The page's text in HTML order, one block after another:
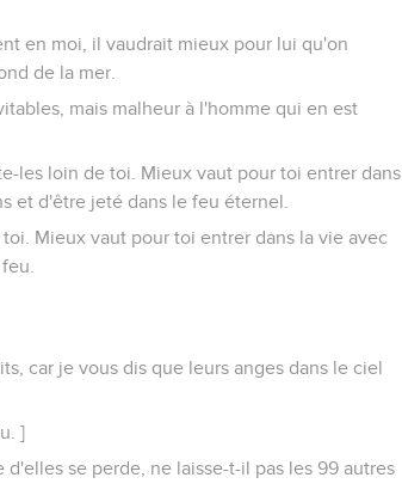
en moi, il vaudrait mieux pour lui qu'on
de la mer.
mais malheur à l'homme qui en est
les loin de toi. Mieux vaut pour toi entrer dans
et d'être jeté dans le feu éternel.
Mieux vaut pour toi entrer dans la vie avec
car je vous dis que leurs anges dans le ciel
]
se perde, ne laisse-t-il pas les 99 autres